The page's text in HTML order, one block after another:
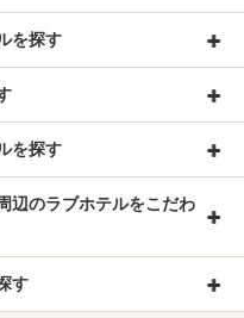
を探す
を探す
辺のラブホテルをこだわ
す